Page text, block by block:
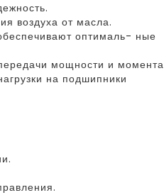
воздуха от масла.
оптималь- ные
мощности и момента
на подшипники